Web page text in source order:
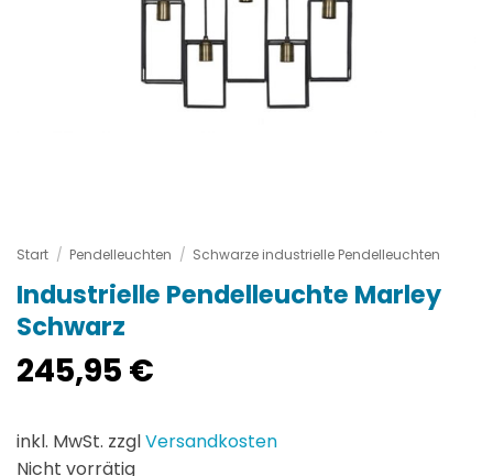
Start / Pendelleuchten / Schwarze industrielle Pendelleuchten
Industrielle Pendelleuchte Marley
Schwarz
245,95 €
inkl. MwSt. zzglVersandkosten
Nicht vorrätig